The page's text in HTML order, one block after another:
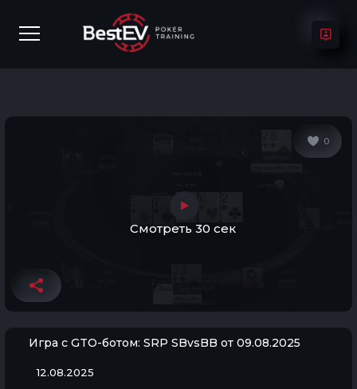
Смотреть 30 сек
Игра с GTO-ботом: SRP SBvsBB от 09.08.2025
0
12.08.2025